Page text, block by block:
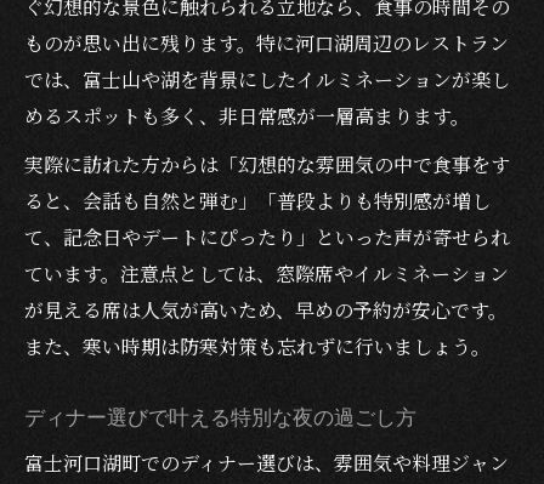
ぐ幻想的な景色に触れられる立地なら、食事の時間その
ものが思い出に残ります。特に河口湖周辺のレストラン
では、富士山や湖を背景にしたイルミネーションが楽し
めるスポットも多く、非日常感が一層高まります。
実際に訪れた方からは「幻想的な雰囲気の中で食事をす
ると、会話も自然と弾む」「普段よりも特別感が増し
て、記念日やデートにぴったり」といった声が寄せられ
ています。注意点としては、窓際席やイルミネーション
が見える席は人気が高いため、早めの予約が安心です。
また、寒い時期は防寒対策も忘れずに行いましょう。
ディナー選びで叶える特別な夜の過ごし方
富士河口湖町でのディナー選びは、雰囲気や料理ジャン